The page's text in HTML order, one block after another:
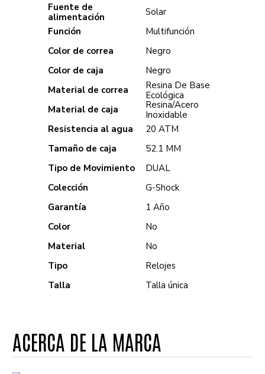
Fuente de
alimentación
Solar
Función
Multifunción
Color de correa
Negro
Color de caja
Negro
Material de correa
Resina De Base
Ecológica
Material de caja
Resina/Acero
Inoxidable
Resistencia al agua
20 ATM
Tamaño de caja
52.1 MM
Tipo de Movimiento
DUAL
Colección
G-Shock
Garantía
1 Año
Color
No
Material
No
Tipo
Relojes
Talla
Talla única
ACERCA DE LA MARCA